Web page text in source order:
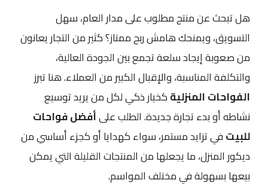
هل تبحث عن منتج مطلوب على مدار العام، سهل
التسويق، ويمنحك هامش ربح ممتاز؟ كثير من التجار يعانون
من صعوبة إيجاد سلعة تجمع بين الجودة العالية،
والتكلفة المناسبة، والإقبال الكبير من العملاء. هنا تبرز
الفواحات المنزليةكخيار ذكي لكل من يريد توسيع
نشاطه أو بدء تجارة جديدة. الطلب علىأفضل فواحات
للبيتفي تزايد مستمر، سواء كهدايا أو كجزء أساسي من
ديكور المنزل، ما يجعلها من المنتجات القليلة التي يمكن
بيعها بسهولة في مختلف المواسم.